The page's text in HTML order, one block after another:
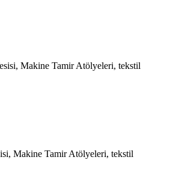
Makine Tamir Atölyeleri, tekstil
Makine Tamir Atölyeleri, tekstil